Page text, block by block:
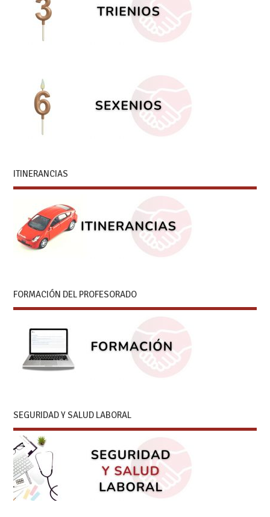
ITINERANCIAS
FORMACIÓN DEL PROFESORADO
SEGURIDAD Y SALUD LABORAL